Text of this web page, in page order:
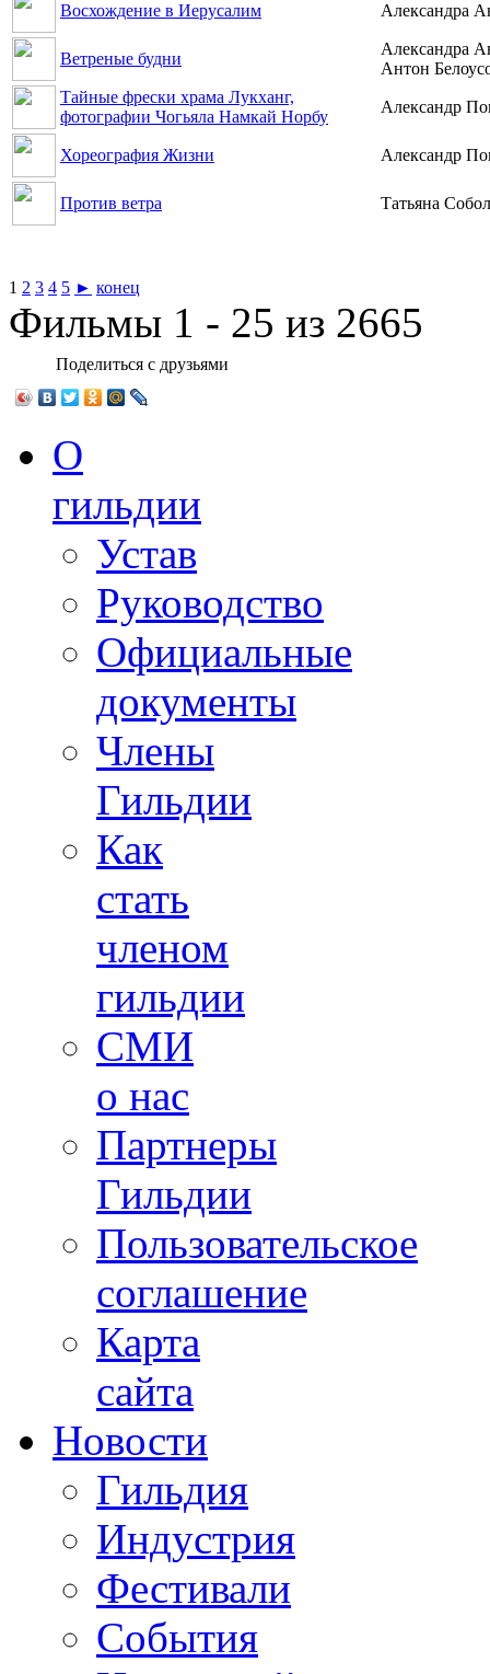
Восхождение в Иерусалим Александра
Ветреные будни
Александра
Антон
Тайные фрески храма Лукханг,
фотографии Чогьяла Намкай Норбу
Александр
Хореография Жизни Александр
Против ветра Татьяна
1 2 3 4 5 ► конец
Фильмы 1 - 25 из 2665
Поделиться с друзьями
О
гильдии
Устав
Руководство
Официальные
документы
Члены
Гильдии
Как
стать
членом
гильдии
СМИ
о нас
Партнеры
Гильдии
Пользовательское
соглашение
Карта
сайта
Новости
Гильдия
Индустрия
Фестивали
События